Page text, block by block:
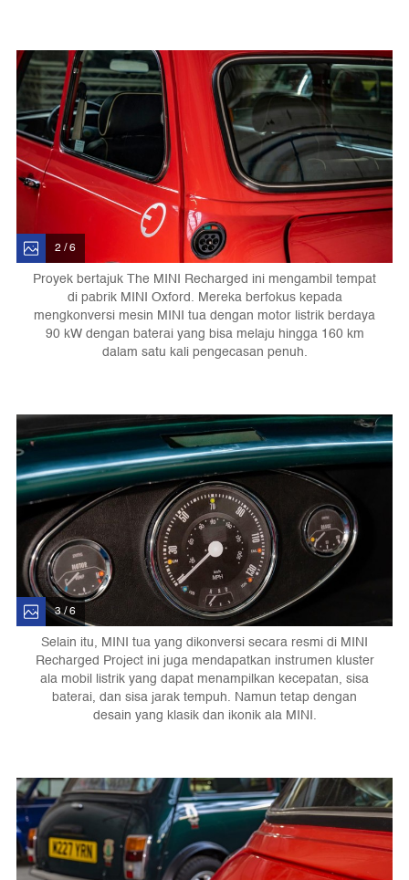
2 / 6
Proyek bertajuk The MINI Recharged ini mengambil tempat
di pabrik MINI Oxford. Mereka berfokus kepada
mengkonversi mesin MINI tua dengan motor listrik berdaya
90 kW dengan baterai yang bisa melaju hingga 160 km
dalam satu kali pengecasan penuh.
3 / 6
Selain itu, MINI tua yang dikonversi secara resmi di MINI
Recharged Project ini juga mendapatkan instrumen kluster
ala mobil listrik yang dapat menampilkan kecepatan, sisa
baterai, dan sisa jarak tempuh. Namun tetap dengan
desain yang klasik dan ikonik ala MINI.